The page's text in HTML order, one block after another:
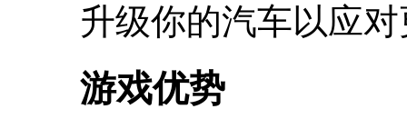
升级你的汽车以应
游戏优势